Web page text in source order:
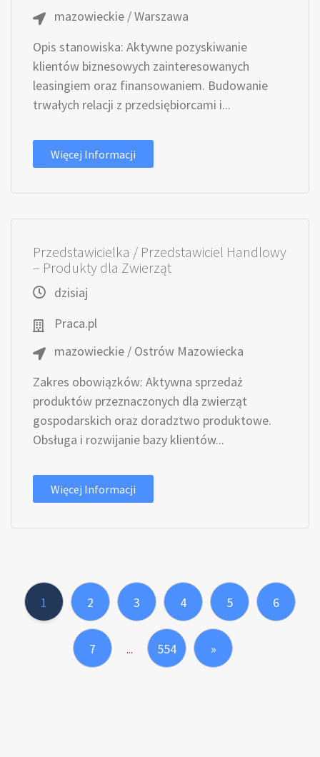
mazowieckie / Warszawa
Opis stanowiska: Aktywne pozyskiwanie
klientów biznesowych zainteresowanych
leasingiem oraz finansowaniem. Budowanie
trwałych relacji z przedsiębiorcami i...
Więcej Informacji
Przedstawicielka / Przedstawiciel Handlowy
– Produkty dla Zwierząt
dzisiaj
Praca.pl
mazowieckie / Ostrów Mazowiecka
Zakres obowiązków: Aktywna sprzedaż
produktów przeznaczonych dla zwierząt
gospodarskich oraz doradztwo produktowe.
Obsługa i rozwijanie bazy klientów...
Więcej Informacji
1 2 3 4 5 6
7 ... 554 »